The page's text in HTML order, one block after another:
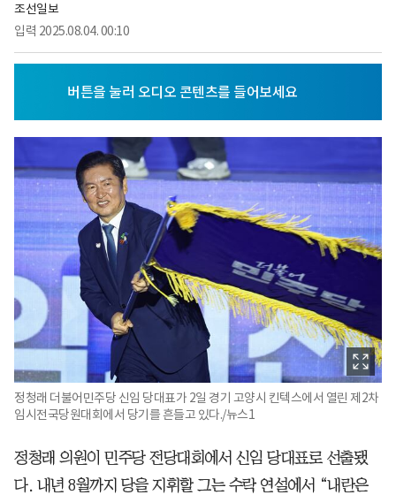
조선일보
입력 2025.08.04. 00:10
정청래 더불어민주당 신임 당대표가 2일 경기 고양시 킨텍스에서 열린 제2차
임시전국당원대회에서 당기를 흔들고 있다./뉴스1
정청래 의원이 민주당 전당대회에서 신임 당대표로 선출됐
다. 내년 8월까지 당을 지휘할 그는 수락 연설에서 “내란은